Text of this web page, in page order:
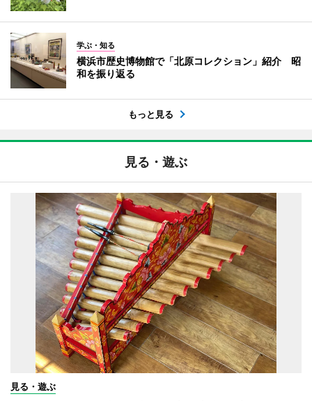
学ぶ・知る
横浜市歴史博物館で「北原コレクション」紹介 昭
和を振り返る
もっと見る
見る・遊ぶ
見る・遊ぶ